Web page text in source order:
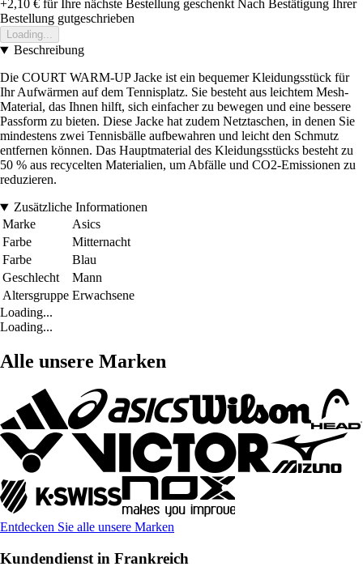
+2,10 € für Ihre nächste Bestellung geschenkt Nach Bestätigung Ihrer
Bestellung gutgeschrieben
Loading...
Beschreibung
Die COURT WARM-UP Jacke ist ein bequemer Kleidungsstück für
Ihr Aufwärmen auf dem Tennisplatz. Sie besteht aus leichtem Mesh-
Material, das Ihnen hilft, sich einfacher zu bewegen und eine bessere
Passform zu bieten. Diese Jacke hat zudem Netztaschen, in denen Sie
mindestens zwei Tennisbälle aufbewahren und leicht den Schmutz
entfernen können. Das Hauptmaterial des Kleidungsstücks besteht zu
50 % aus recycelten Materialien, um Abfälle und CO2-Emissionen zu
reduzieren.
Zusätzliche Informationen
Marke
Asics
Farbe
Mitternacht
Farbe
Blau
Geschlecht
Mann
Altersgruppe Erwachsene
Loading...
Loading...
Alle unsere Marken
Entdecken Sie alle unsere Marken
Kundendienst in Frankreich